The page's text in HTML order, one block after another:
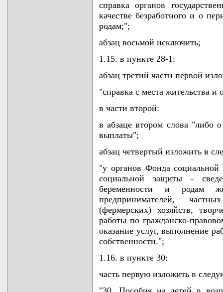
справка органов
качестве безработного и о
родам;";
абзац восьмой исключить;
1.15. в пункте 28-1:
абзац третий части первой
"справка с места жительства и
в части второй:
в абзаце втором слова "либо
выплаты";
абзац четвертый изложить в
"у органов Фонда
социальной защиты -
беременности и родам
предпринимателей,
(фермерских) хозяйств,
работы по гражданско-
оказание услуг, выполнение
собственности.";
1.16. в пункте 30:
часть первую изложить в